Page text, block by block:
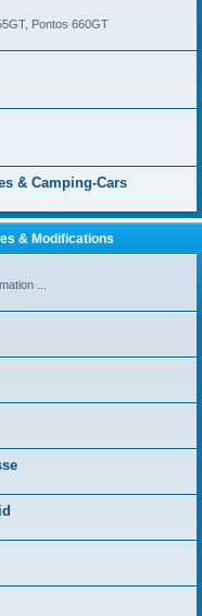
Pontos 660GT
& Camping-Cars
& Modifications
...